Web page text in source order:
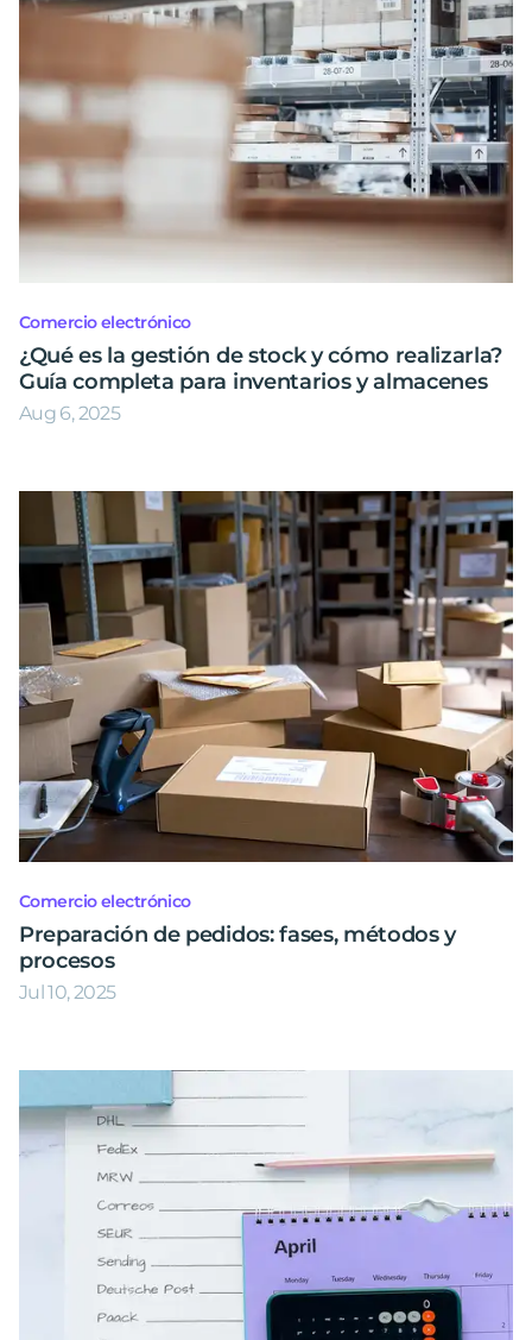
Comercio electrónico
¿Qué es la gestión de stock y cómo realizarla?
Guía completa para inventarios y almacenes
Aug 6, 2025
Comercio electrónico
Preparación de pedidos: fases, métodos y
procesos
Jul 10, 2025